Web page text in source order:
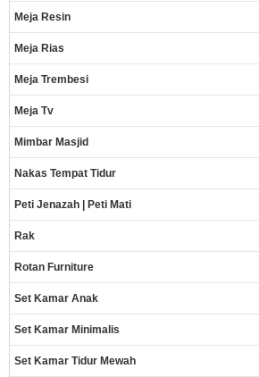
Meja Resin
Meja Rias
Meja Trembesi
Meja Tv
Mimbar Masjid
Nakas Tempat Tidur
Peti Jenazah | Peti Mati
Rak
Rotan Furniture
Set Kamar Anak
Set Kamar Minimalis
Set Kamar Tidur Mewah